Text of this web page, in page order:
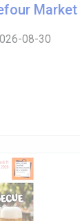
Market
08-30